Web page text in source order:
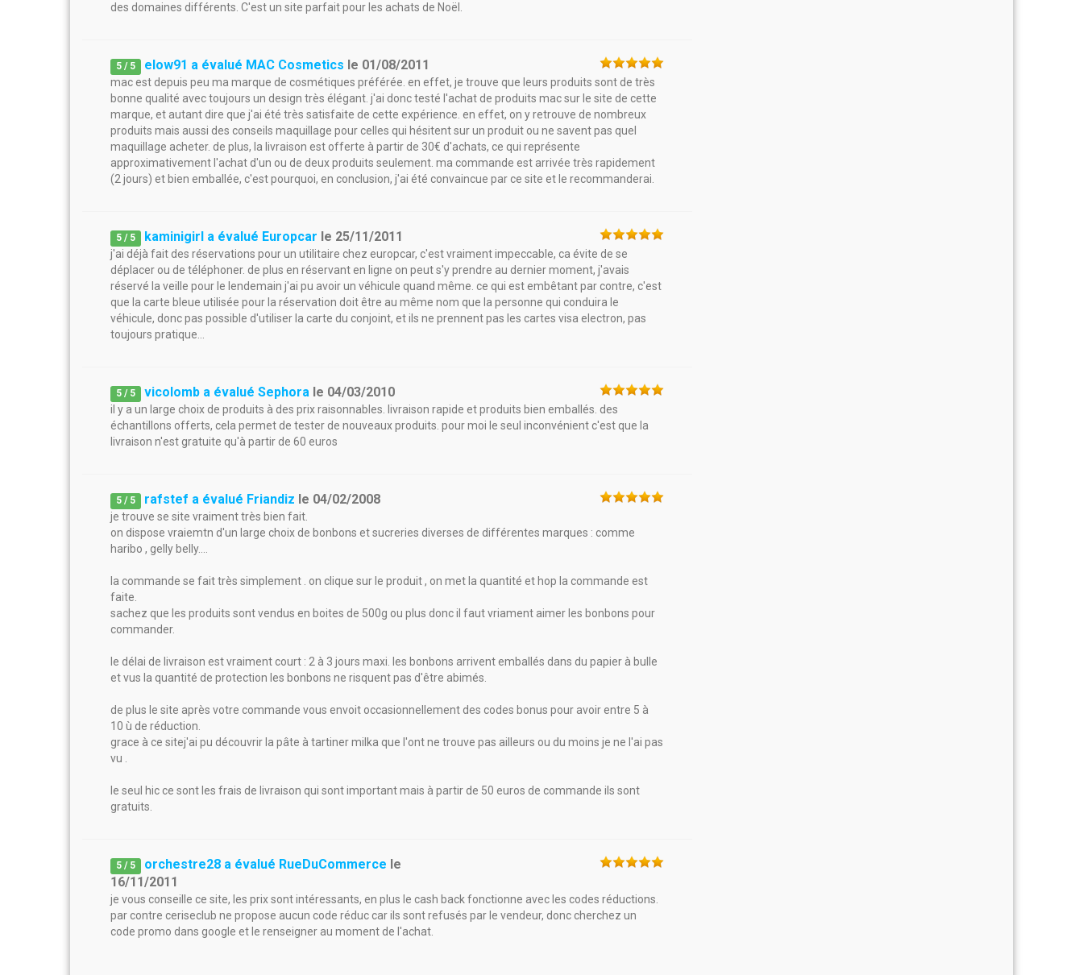
des domaines différents. C'est un site parfait pour les achats de Noël.
5 / 5 elow91 a évalué MAC Cosmetics le 01/08/2011
mac est depuis peu ma marque de cosmétiques préférée. en effet, je trouve que leurs produits sont de très
bonne qualité avec toujours un design très élégant. j'ai donc testé l'achat de produits mac sur le site de cette
marque, et autant dire que j'ai été très satisfaite de cette expérience. en effet, on y retrouve de nombreux
produits mais aussi des conseils maquillage pour celles qui hésitent sur un produit ou ne savent pas quel
maquillage acheter. de plus, la livraison est offerte à partir de 30€ d'achats, ce qui représente
approximativement l'achat d'un ou de deux produits seulement. ma commande est arrivée très rapidement
(2 jours) et bien emballée, c'est pourquoi, en conclusion, j'ai été convaincue par ce site et le recommanderai.
5 / 5 kaminigirl a évalué Europcar le 25/11/2011
j'ai déjà fait des réservations pour un utilitaire chez europcar, c'est vraiment impeccable, ca évite de se
déplacer ou de téléphoner. de plus en réservant en ligne on peut s'y prendre au dernier moment, j'avais
réservé la veille pour le lendemain j'ai pu avoir un véhicule quand même. ce qui est embêtant par contre, c'est
que la carte bleue utilisée pour la réservation doit être au même nom que la personne qui conduira le
véhicule, donc pas possible d'utiliser la carte du conjoint, et ils ne prennent pas les cartes visa electron, pas
toujours pratique...
5 / 5 vicolomb a évalué Sephora le 04/03/2010
il y a un large choix de produits à des prix raisonnables. livraison rapide et produits bien emballés. des
échantillons offerts, cela permet de tester de nouveaux produits. pour moi le seul inconvénient c'est que la
livraison n'est gratuite qu'à partir de 60 euros
5 / 5 rafstef a évalué Friandiz le 04/02/2008
je trouve se site vraiment très bien fait.
on dispose vraiemtn d'un large choix de bonbons et sucreries diverses de différentes marques : comme
haribo , gelly belly....
la commande se fait très simplement . on clique sur le produit , on met la quantité et hop la commande est
faite.
sachez que les produits sont vendus en boites de 500g ou plus donc il faut vriament aimer les bonbons pour
commander.
le délai de livraison est vraiment court : 2 à 3 jours maxi. les bonbons arrivent emballés dans du papier à bulle
et vus la quantité de protection les bonbons ne risquent pas d'être abimés.
de plus le site après votre commande vous envoit occasionnellement des codes bonus pour avoir entre 5 à
10 ù de réduction.
grace à ce sitej'ai pu découvrir la pâte à tartiner milka que l'ont ne trouve pas ailleurs ou du moins je ne l'ai pas
vu .
le seul hic ce sont les frais de livraison qui sont important mais à partir de 50 euros de commande ils sont
gratuits.
5 / 5 orchestre28 a évalué RueDuCommerce le
16/11/2011
je vous conseille ce site, les prix sont intéressants, en plus le cash back fonctionne avec les codes réductions.
par contre ceriseclub ne propose aucun code réduc car ils sont refusés par le vendeur, donc cherchez un
code promo dans google et le renseigner au moment de l'achat.